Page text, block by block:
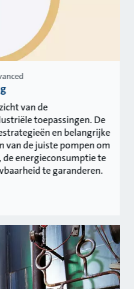
van de
toepassingen. De
en belangrijke
van de juiste pompen om
energieconsumptie te
te garanderen.